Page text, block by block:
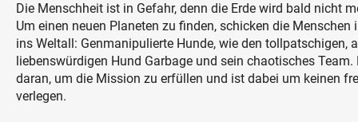
Die Menschheit ist in Gefahr, denn die Erde wird bald nicht
Um einen neuen Planeten zu finden, schicken die Menschen
ins Weltall: Genmanipulierte Hunde, wie den tollpatschigen,
liebenswürdigen Hund Garbage und sein chaotisches Team.
daran, um die Mission zu erfüllen und ist dabei um keinen
verlegen.